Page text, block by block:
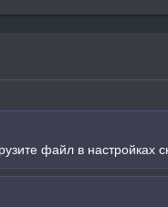
файл в настройках